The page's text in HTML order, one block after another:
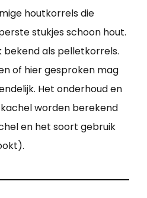
houtkorrels die
stukjes schoon hout.
als pelletkorrels.
of hier gesproken mag
Het onderhoud en
worden berekend
en het soort gebruik